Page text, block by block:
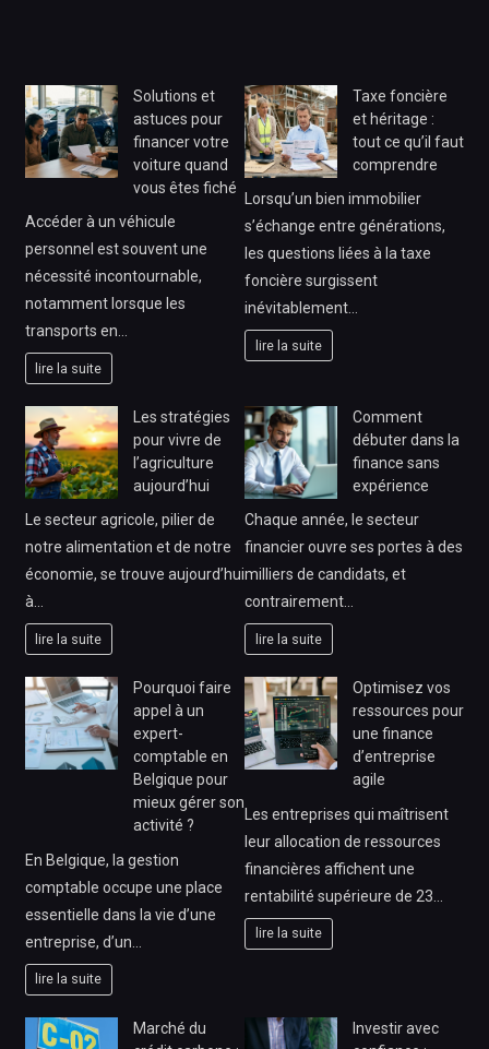
Solutions et
astuces pour
financer votre
voiture quand
vous êtes fiché
Accéder à un véhicule
personnel est souvent une
nécessité incontournable,
notamment lorsque les
transports en…
lire la suite
Taxe foncière
et héritage :
tout ce qu’il faut
comprendre
Lorsqu’un bien immobilier
s’échange entre générations,
les questions liées à la taxe
foncière surgissent
inévitablement…
lire la suite
Les stratégies
pour vivre de
l’agriculture
aujourd’hui
Le secteur agricole, pilier de
notre alimentation et de notre
économie, se trouve aujourd’hui
à…
lire la suite
Comment
débuter dans la
finance sans
expérience
Chaque année, le secteur
financier ouvre ses portes à des
milliers de candidats, et
contrairement…
lire la suite
Pourquoi faire
appel à un
expert-
comptable en
Belgique pour
mieux gérer son
activité ?
En Belgique, la gestion
comptable occupe une place
essentielle dans la vie d’une
entreprise, d’un…
lire la suite
Optimisez vos
ressources pour
une finance
d’entreprise
agile
Les entreprises qui maîtrisent
leur allocation de ressources
financières affichent une
rentabilité supérieure de 23…
lire la suite
Marché du
Investir avec